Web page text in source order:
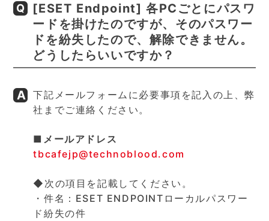
[ESET Endpoint] 各PCごとにパスワ
ードを掛けたのですが、そのパスワー
ドを紛失したので、解除できません。
どうしたらいいですか？
下記メールフォームに必要事項を記入の上、弊
社までご連絡ください。
■メールアドレス
tbcafejp@technoblood.com
◆次の項目を記載してください。
・件名：ESET ENDPOINTローカルパスワー
ド紛失の件